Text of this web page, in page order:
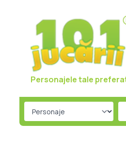
Personajele tale